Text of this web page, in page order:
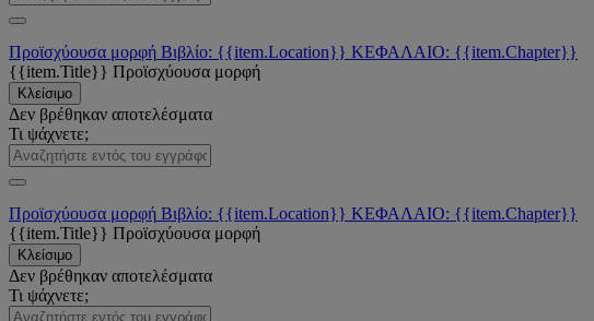
Προϊσχύουσα μορφή Βιβλίο: {{item.Location}} ΚΕΦΑΛΑΙΟ: {{item.Chapter}}
{{item.Title}} Προϊσχύουσα μορφή
Κλείσιμο
Δεν βρέθηκαν αποτελέσματα
Τι ψάχνετε;
Προϊσχύουσα μορφή Βιβλίο: {{item.Location}} ΚΕΦΑΛΑΙΟ: {{item.Chapter}}
{{item.Title}} Προϊσχύουσα μορφή
Κλείσιμο
Δεν βρέθηκαν αποτελέσματα
Τι ψάχνετε;